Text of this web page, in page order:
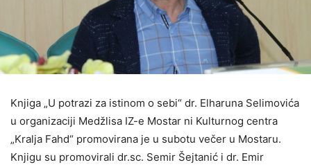
Knjiga „U potrazi za istinom o sebi“ dr. Elharuna Selimovića
u organizaciji Medžlisa IZ-e Mostar ni Kulturnog centra
„Kralja Fahd“ promovirana je u subotu večer u Mostaru.
Knjigu su promovirali dr.sc. Semir Šejtanić i dr. Emir